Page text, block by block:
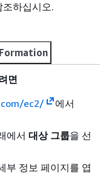
조하십시오.
면
ec2/
에서
에서 대상 그룹을 선
부 정보 페이지를 엽